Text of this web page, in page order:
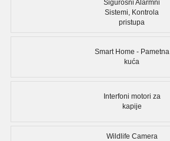
Sigurosni Alarmni
Sistemi, Kontrola
pristupa
Smart Home - Pametna
kuća
Interfoni motori za
kapije
Wildlife Camera